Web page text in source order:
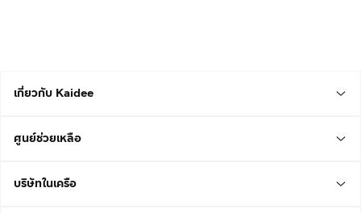
เกี่ยวกับ Kaidee
ศูนย์ช่วยเหลือ
บริษัทในเครือ